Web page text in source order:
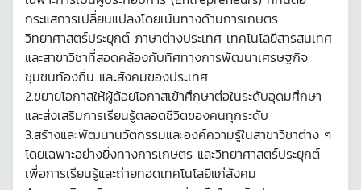
กระแสการเปลี่ยนแปลงโดยเน้นทางด้านการเกษตร
วิทยาศาสตร์ประยุกต์ ภาษาต่างประเทศ เทคโนโลยีสารสนเทศ
และสาขาวิชาที่สอดคล้องกับทิศทางการพัฒนาเศรษฐกิจ
ชุมชนท้องถิ่น และสังคมของประเทศ
2.ขยายโอกาสให้ผู้ด้อยโอกาสเข้าศึกษาต่อในระดับอุดมศึกษา
และส่งเสริมการเรียนรู้ตลอดชีวิตของคนทุกระดับ
3.สร้างและพัฒนานวัตกรรมและองค์ความรู้ในสาขาวิชาต่าง ๆ
โดยเฉพาะอย่างยิ่งทางการเกษตร และวิทยาศาสตร์ประยุกต์
เพื่อการเรียนรู้และถ่ายทอดเทคโนโลยีแก่สังคม